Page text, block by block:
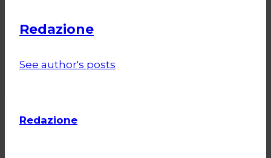
Redazione
See author's posts
Redazione